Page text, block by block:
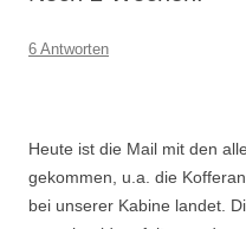
6 Antworten
Heute ist die Mail mit den
gekommen, u.a. die
bei unserer Kabine landet.